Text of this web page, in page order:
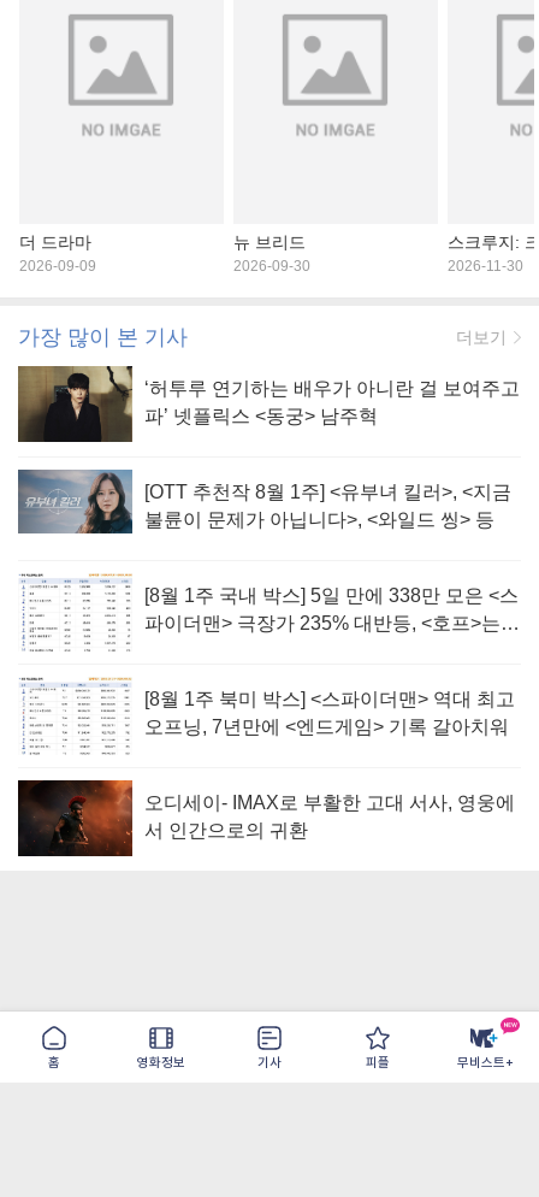
홈 영화정보 기사 피플 무비스트+
더 드라마
2026-09-09
뉴 브리드
2026-09-30
스크루지:
2026-11-30
가장 많이 본 기사 더보기
‘허투루 연기하는 배우가 아니란 걸 보여주고
파’ 넷플릭스 <동궁> 남주혁
[OTT 추천작 8월 1주] <유부녀 킬러>, <지금
불륜이 문제가 아닙니다>, <와일드 씽> 등
[8월 1주 국내 박스] 5일 만에 338만 모은 <스
파이더맨> 극장가 235% 대반등, <호프>는
[8월 1주 북미 박스] <스파이더맨> 역대 최고
오프닝, 7년만에 <엔드게임> 기록 갈아치워
오디세이- IMAX로 부활한 고대 서사, 영웅에
서 인간으로의 귀환